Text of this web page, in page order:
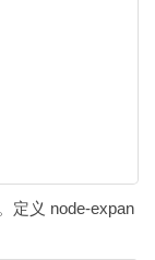
定义 node-expan